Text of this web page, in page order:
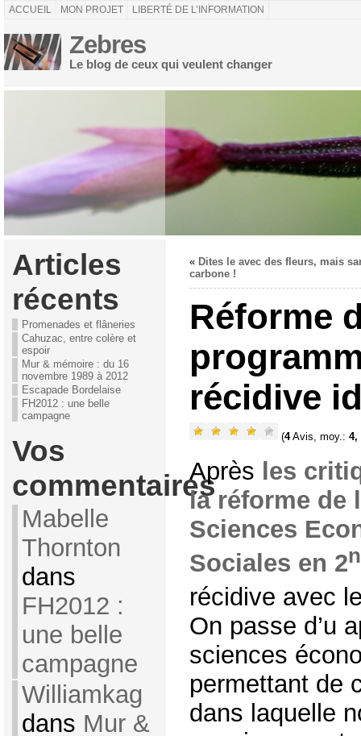
ACCUEIL MON PROJET LIBERTÉ DE L’INFORMATION
Zebres
Le blog de ceux qui veulent changer
Articles
récents
Promenades et flâneries
Cahuzac, entre colère et
espoir
Mur & mémoire : du 16
novembre 1989 à 2012
Escapade Bordelaise
FH2012 : une belle
campagne
Vos
commentaires
Mabelle
Thornton
dans
FH2012 :
une belle
campagne
Williamkag
dans Mur &
« Dites le avec des fleurs, mais
carbone !
Réforme
récidive
(4Avis, moy.: 4,
Après les
la réforme de
Sciences
Sociales en 2
récidive avec
On passe d’u
sciences
permettant de
dans laquelle